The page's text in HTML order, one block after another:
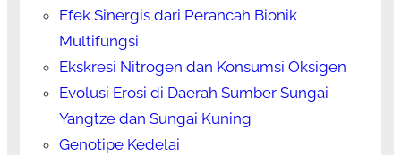
Efek Sinergis dari Perancah Bionik
Multifungsi
Ekskresi Nitrogen dan Konsumsi Oksigen
Evolusi Erosi di Daerah Sumber Sungai
Yangtze dan Sungai Kuning
Genotipe Kedelai